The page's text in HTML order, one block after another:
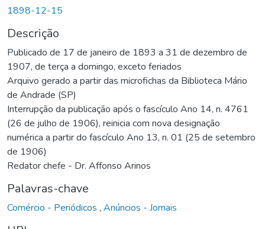
1898-12-15
Descrição
Publicado de 17 de janeiro de 1893 a 31 de dezembro de
1907, de terça a domingo, exceto feriados
Arquivo gerado a partir das microfichas da Biblioteca Mário
de Andrade (SP)
Interrupção da publicação após o fascículo Ano 14, n. 4761
(26 de julho de 1906), reinicia com nova designação
numérica a partir do fascículo Ano 13, n. 01 (25 de setembro
de 1906)
Redator chefe - Dr. Affonso Arinos
Palavras-chave
Comércio - Periódicos , Anúncios - Jornais